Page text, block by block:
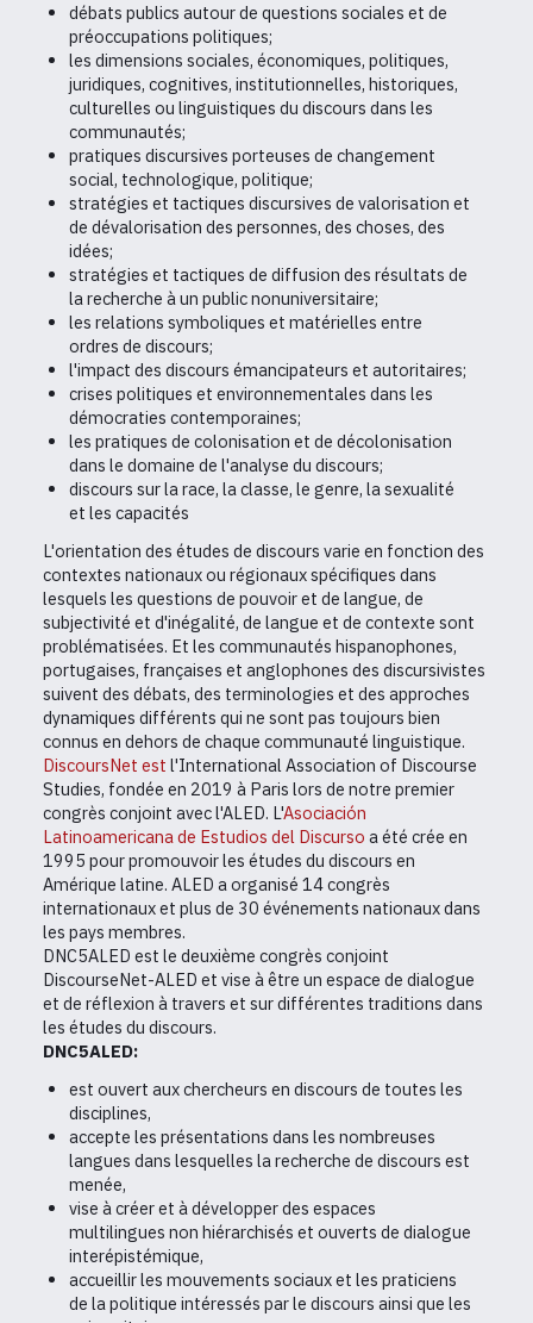
débats publics autour de questions sociales et de
préoccupations politiques;
les dimensions sociales, économiques, politiques,
juridiques, cognitives, institutionnelles, historiques,
culturelles ou linguistiques du discours dans les
communautés;
pratiques discursives porteuses de changement
social, technologique, politique;
stratégies et tactiques discursives de valorisation et
de dévalorisation des personnes, des choses, des
idées;
stratégies et tactiques de diffusion des résultats de
la recherche à un public nonuniversitaire;
les relations symboliques et matérielles entre
ordres de discours;
l'impact des discours émancipateurs et autoritaires;
crises politiques et environnementales dans les
démocraties contemporaines;
les pratiques de colonisation et de décolonisation
dans le domaine de l'analyse du discours;
discours sur la race, la classe, le genre, la sexualité
et les capacités
L'orientation des études de discours varie en fonction des
contextes nationaux ou régionaux spécifiques dans
lesquels les questions de pouvoir et de langue, de
subjectivité et d'inégalité, de langue et de contexte sont
problématisées. Et les communautés hispanophones,
portugaises, françaises et anglophones des discursivistes
suivent des débats, des terminologies et des approches
dynamiques différents qui ne sont pas toujours bien
connus en dehors de chaque communauté linguistique.
DiscoursNet est l'International Association of Discourse
Studies, fondée en 2019 à Paris lors de notre premier
congrès conjoint avec l'ALED. L'Asociación
Latinoamericana de Estudios del Discurso a été crée en
1995 pour promouvoir les études du discours en
Amérique latine. ALED a organisé 14 congrès
internationaux et plus de 30 événements nationaux dans
les pays membres.
DNC5ALED est le deuxième congrès conjoint
DiscourseNet-ALED et vise à être un espace de dialogue
et de réflexion à travers et sur différentes traditions dans
les études du discours.
DNC5ALED:
est ouvert aux chercheurs en discours de toutes les
disciplines,
accepte les présentations dans les nombreuses
langues dans lesquelles la recherche de discours est
menée,
vise à créer et à développer des espaces
multilingues non hiérarchisés et ouverts de dialogue
interépistémique,
accueillir les mouvements sociaux et les praticiens
de la politique intéressés par le discours ainsi que les